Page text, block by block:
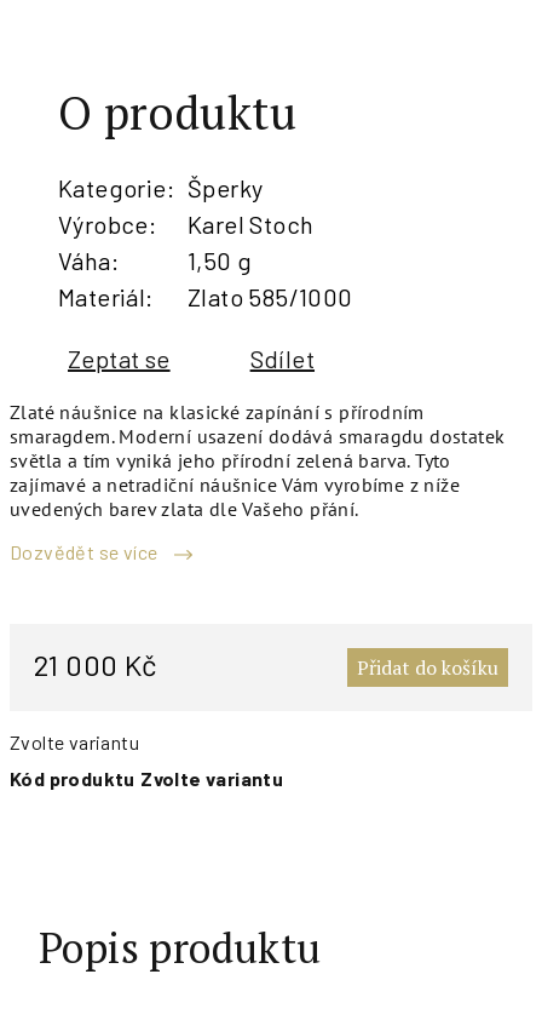
Zlaté náušnice na klasické zapínání s přírodním
smaragdem. Moderní usazení dodává smaragdu dostatek
světla a tím vyniká jeho přírodní zelená barva. Tyto
zajímavé a netradiční náušnice Vám vyrobíme z níže
uvedených barev zlata dle Vašeho přání.
Dozvědět se více
21 000 Kč Přidat do košíku
Zvolte variantu
Kód produktu Zvolte variantu
O produktu
Kategorie: Šperky
Výrobce:
Karel Stoch
Váha:
1,50 g
Materiál: Zlato 585/1000
Zeptat se Sdílet
Popis produktu